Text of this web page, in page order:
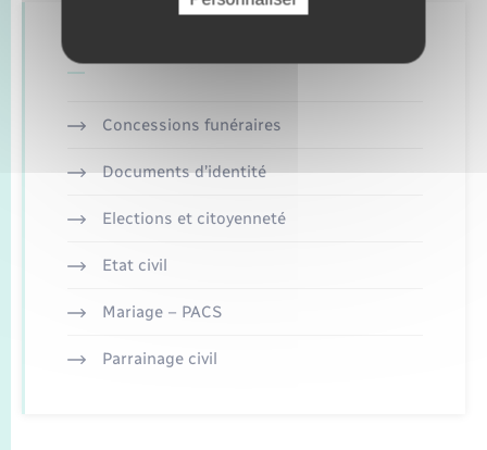
Concessions funéraires
Documents d’identité
Elections et citoyenneté
Etat civil
Mariage – PACS
Parrainage civil